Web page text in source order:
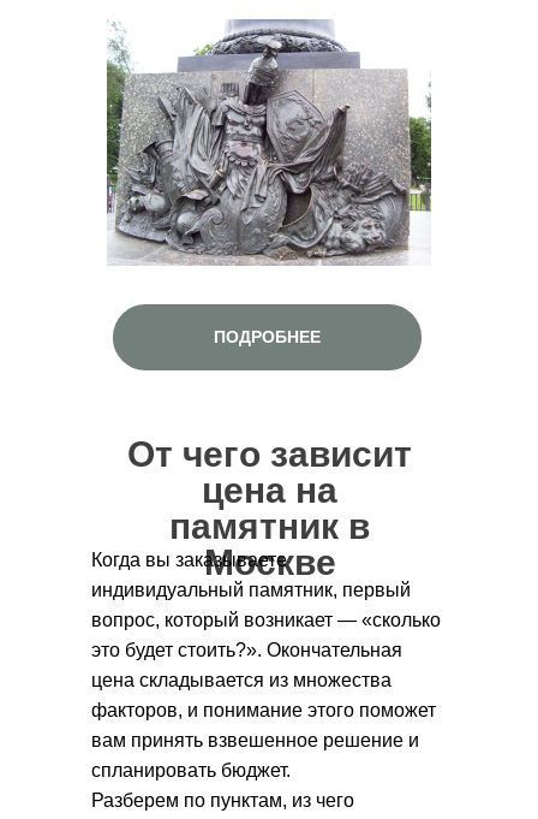
ПОДРОБНЕЕ
От чего зависит
цена на
памятник в
Москве
Когда вы заказываете
индивидуальный памятник, первый
вопрос, который возникает — «сколько
это будет стоить?». Окончательная
цена складывается из множества
факторов, и понимание этого поможет
вам принять взвешенное решение и
спланировать бюджет.
Разберем по пунктам, из чего